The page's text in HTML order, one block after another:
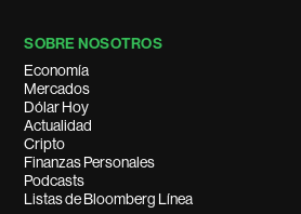
SOBRE NOSOTROS
Economía
Mercados
Dólar Hoy
Actualidad
Cripto
Finanzas Personales
Podcasts
Listas de Bloomberg Línea